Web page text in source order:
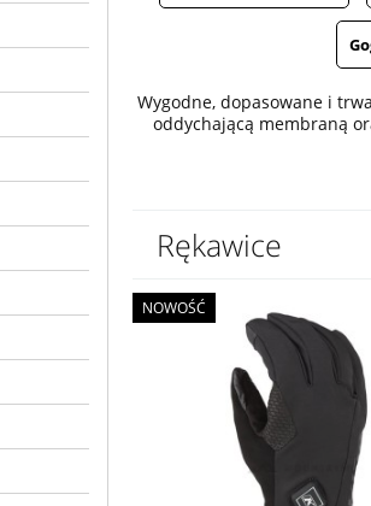
Wygodne, dopasowane i
oddychającą membraną
Rękawice
NOWOŚĆ